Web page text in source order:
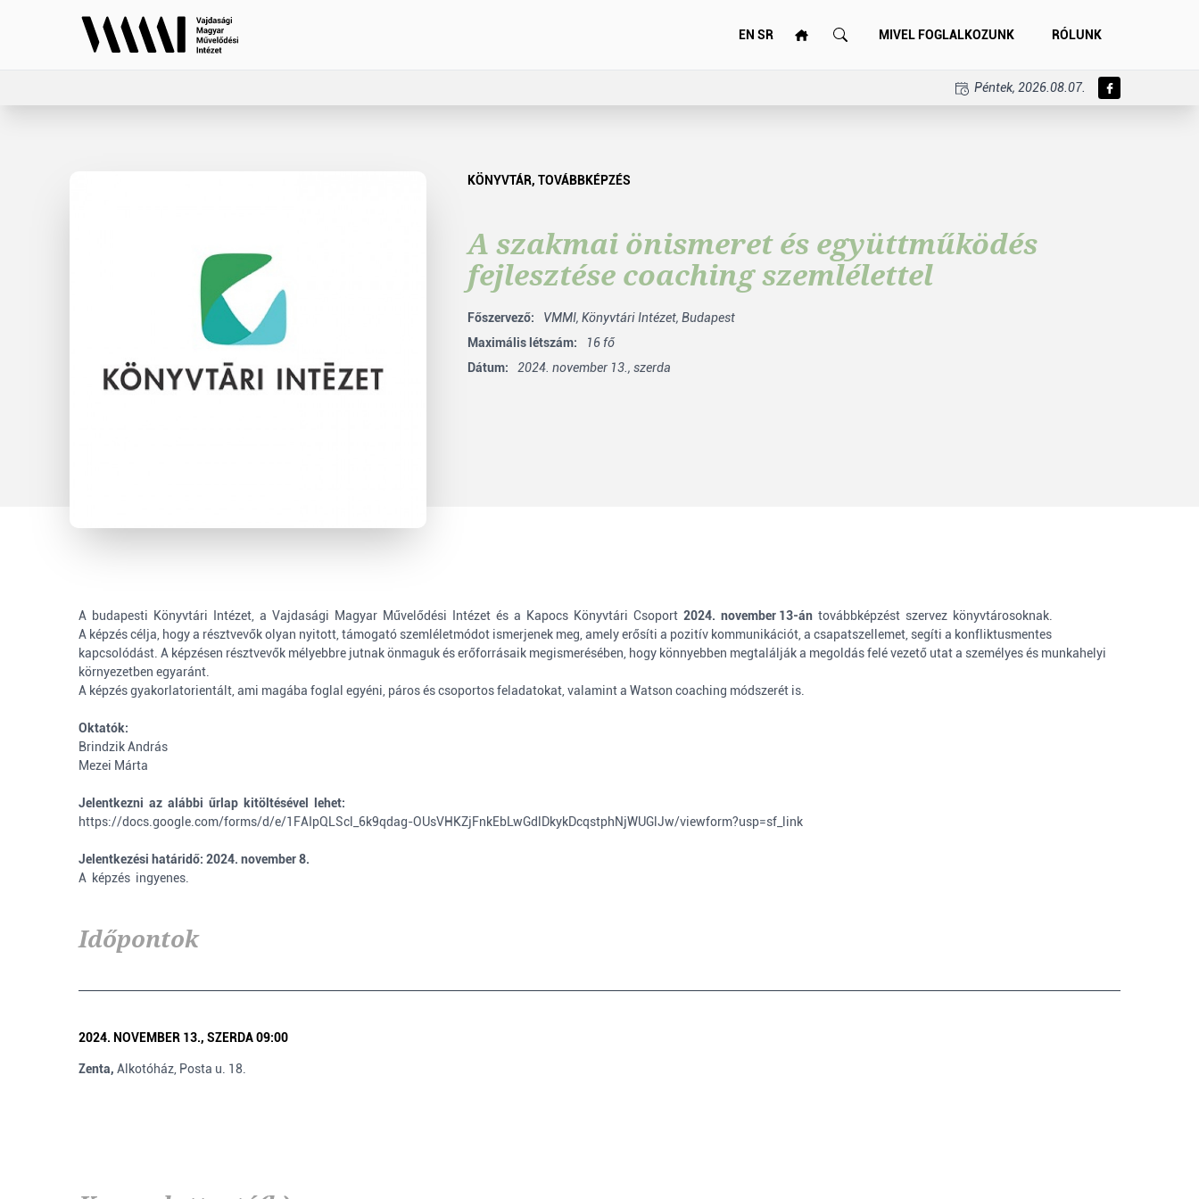
EN SR MIVEL FOGLALKOZUNK RÓLUNK
Péntek, 2026.08.07.
KÖNYVTÁR, TOVÁBBKÉPZÉS
A szakmai önismeret és együttműködés
fejlesztése coaching szemlélettel
Főszervező: VMMI, Könyvtári Intézet, Budapest
Maximális létszám:
16 fő
Dátum:
2024. november 13., szerda
A budapesti Könyvtári Intézet, a Vajdasági Magyar Művelődési Intézet és a Kapocs Könyvtári Csoport 2024. november 13-án továbbképzést szervez könyvtárosoknak.
A képzés célja, hogy a résztvevők olyan nyitott, támogató szemléletmódot ismerjenek meg, amely erősíti a pozitív kommunikációt, a csapatszellemet, segíti a konfliktusmentes
kapcsolódást. A képzésen résztvevők mélyebbre jutnak önmaguk és erőforrásaik megismerésében, hogy könnyebben megtalálják a megoldás felé vezető utat a személyes és munkahelyi
környezetben egyaránt.
A képzés gyakorlatorientált, ami magába foglal egyéni, páros és csoportos feladatokat, valamint a Watson coaching módszerét is.
Oktatók:
Brindzik András
Mezei Márta
Jelentkezni az alábbi űrlap kitöltésével lehet:
https://docs.google.com/forms/d/e/1FAIpQLScl_6k9qdag-OUsVHKZjFnkEbLwGdlDkykDcqstphNjWUGlJw/viewform?usp=sf_link
Jelentkezési határidő: 2024. november 8.
A képzés ingyenes.
Időpontok
2024. NOVEMBER 13., SZERDA 09:00
Zenta, Alkotóház, Posta u. 18.